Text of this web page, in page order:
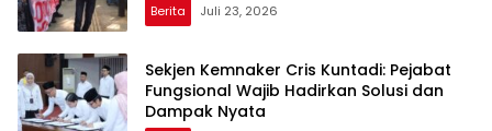
Berita Juli 23, 2026
Sekjen Kemnaker Cris Kuntadi: Pejabat
Fungsional Wajib Hadirkan Solusi dan
Dampak Nyata